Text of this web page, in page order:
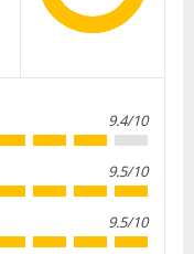
9.4/10
9.5/10
9.5/10